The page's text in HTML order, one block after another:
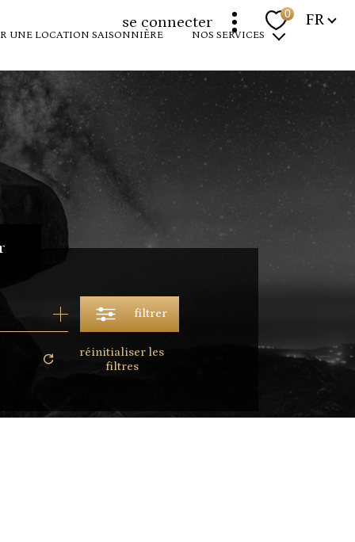
se connecter 0 Langue
FR
UNE LOCATION SAISONNIÈRE NOS SERVICES
programmes neufs
louer votre bien
devenir propriétaire
expertise immobilière
filtrer
réinitialiser les
filtres